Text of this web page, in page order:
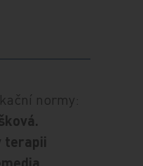
normy:
terapii